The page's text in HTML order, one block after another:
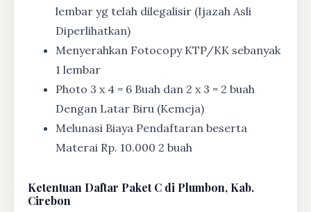
lembar yg telah dilegalisir (Ijazah Asli
Diperlihatkan)
Menyerahkan Fotocopy KTP/KK sebanyak
1 lembar
Photo 3 x 4 = 6 Buah dan 2 x 3 = 2 buah
Dengan Latar Biru (Kemeja)
Melunasi Biaya Pendaftaran beserta
Materai Rp. 10.000 2 buah
Ketentuan Daftar Paket C di Plumbon, Kab.
Cirebon